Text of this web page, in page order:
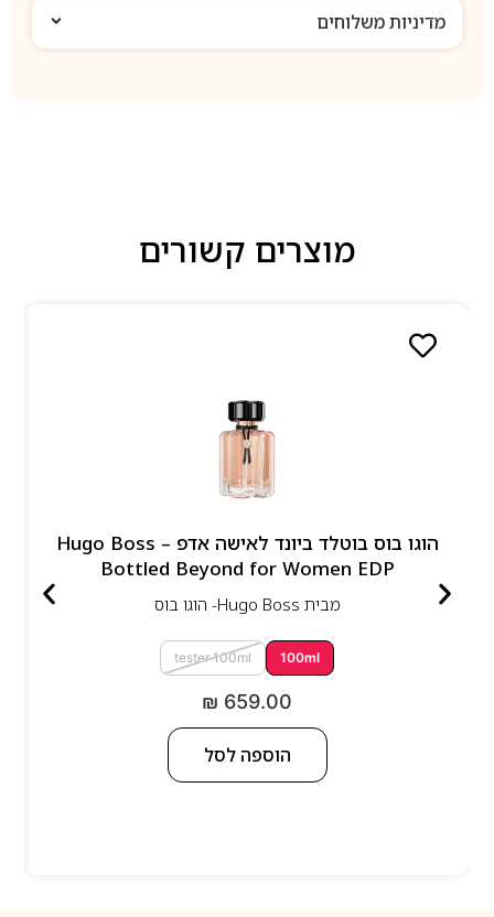
מדיניות משלוחים
מוצרים קשורים
הוגו בוס בוטלד ביונד לאישה אדפ – Hugo Boss
Bottled Beyond for Women EDP
מבית Hugo Boss- הוגו בוס
100ml
tester 100ml
₪ 659.00
הוספה לסל